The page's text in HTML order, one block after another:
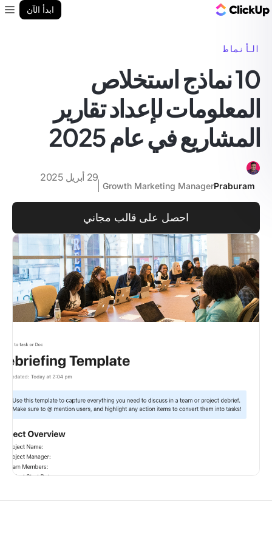
ابدأ الآن
الأنماط
10 نماذج استخلاص
المعلومات لإعداد تقارير
المشاريع في عام 2025
Praburam
Growth Marketing Manager
29 أبريل 2025
احصل على قالب مجاني